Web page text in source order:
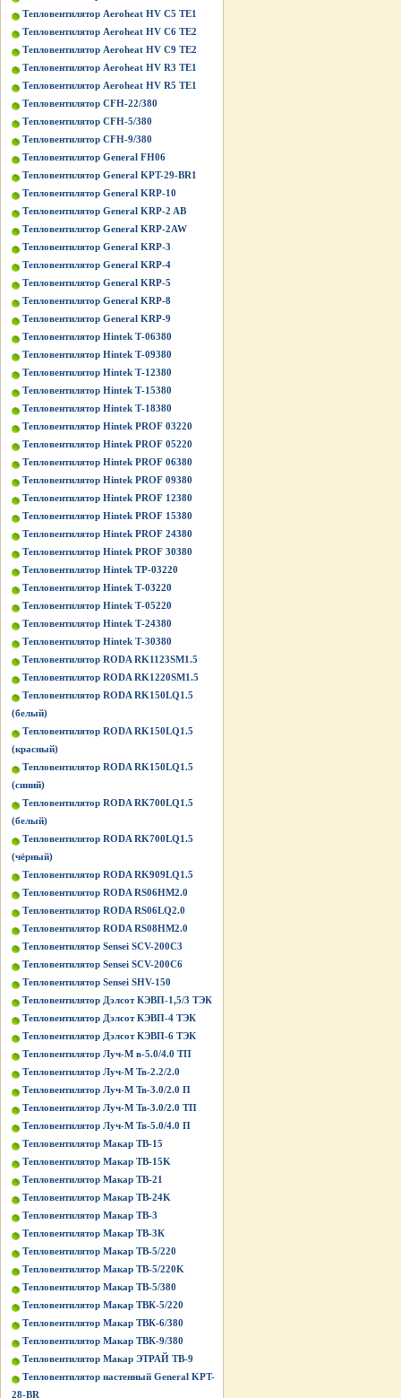
Тепловентилятор Aeroheat HV C5 TE1
Тепловентилятор Aeroheat HV C6 TE2
Тепловентилятор Aeroheat HV C9 TE2
Тепловентилятор Aeroheat HV R3 TE1
Тепловентилятор Aeroheat HV R5 TE1
Тепловентилятор CFH-22/380
Тепловентилятор CFH-5/380
Тепловентилятор CFH-9/380
Тепловентилятор General FH06
Тепловентилятор General KPT-29-BR1
Тепловентилятор General KRP-10
Тепловентилятор General KRP-2 AB
Тепловентилятор General KRP-2AW
Тепловентилятор General KRP-3
Тепловентилятор General KRP-4
Тепловентилятор General KRP-5
Тепловентилятор General KRP-8
Тепловентилятор General KRP-9
Тепловентилятор Hintek Т-06380
Тепловентилятор Hintek Т-09380
Тепловентилятор Hintek Т-12380
Тепловентилятор Hintek Т-15380
Тепловентилятор Hintek Т-18380
Тепловентилятор Hintek PROF 03220
Тепловентилятор Hintek PROF 05220
Тепловентилятор Hintek PROF 06380
Тепловентилятор Hintek PROF 09380
Тепловентилятор Hintek PROF 12380
Тепловентилятор Hintek PROF 15380
Тепловентилятор Hintek PROF 24380
Тепловентилятор Hintek PROF 30380
Тепловентилятор Hintek TP-03220
Тепловентилятор Hintek Т-03220
Тепловентилятор Hintek Т-05220
Тепловентилятор Hintek Т-24380
Тепловентилятор Hintek Т-30380
Тепловентилятор RODA RK1123SM1.5
Тепловентилятор RODA RK1220SM1.5
Тепловентилятор RODA RK150LQ1.5
(белый)
Тепловентилятор RODA RK150LQ1.5
(красный)
Тепловентилятор RODA RK150LQ1.5
(синий)
Тепловентилятор RODA RK700LQ1.5
(белый)
Тепловентилятор RODA RK700LQ1.5
(чёрный)
Тепловентилятор RODA RK909LQ1.5
Тепловентилятор RODA RS06HM2.0
Тепловентилятор RODA RS06LQ2.0
Тепловентилятор RODA RS08HM2.0
Тепловентилятор Sensei SCV-200C3
Тепловентилятор Sensei SCV-200C6
Тепловентилятор Sensei SHV-150
Тепловентилятор Дэлсот КЭВП-1,5/3 ТЭК
Тепловентилятор Дэлсот КЭВП-4 ТЭК
Тепловентилятор Дэлсот КЭВП-6 ТЭК
Тепловентилятор Луч-М в-5.0/4.0 ТП
Тепловентилятор Луч-М Тв-2.2/2.0
Тепловентилятор Луч-М Тв-3.0/2.0 П
Тепловентилятор Луч-М Тв-3.0/2.0 ТП
Тепловентилятор Луч-М Тв-5.0/4.0 П
Тепловентилятор Макар ТВ-15
Тепловентилятор Макар ТВ-15K
Тепловентилятор Макар ТВ-21
Тепловентилятор Макар ТВ-24K
Тепловентилятор Макар ТВ-3
Тепловентилятор Макар ТВ-3К
Тепловентилятор Макар ТВ-5/220
Тепловентилятор Макар ТВ-5/220K
Тепловентилятор Макар ТВ-5/380
Тепловентилятор Макар ТВК-5/220
Тепловентилятор Макар ТВК-6/380
Тепловентилятор Макар ТВК-9/380
Тепловентилятор Макар ЭТРАЙ ТВ-9
Тепловентилятор настенный General KPT-
28-BR